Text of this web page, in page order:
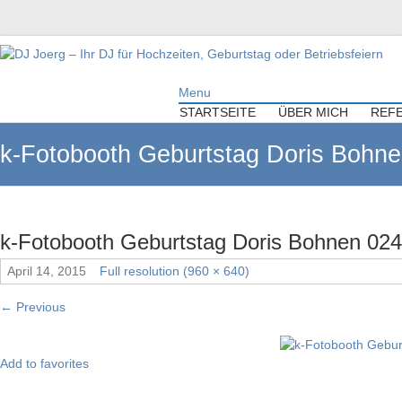
Geburtstag oder Betriebsfeiern
Firmenfeier.
Menu
STARTSEITE
ÜBER MICH
k-Fotobooth Geburtstag Doris
k-Fotobooth Geburtstag Doris Bohnen
April 14, 2015 Full resolution (960 × 640)
← Previous
Add to favorites